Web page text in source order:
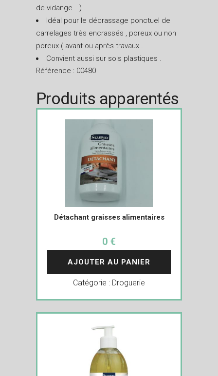
de vidange… ) .
Idéal pour le décrassage ponctuel de
carrelages très encrassés , poreux ou non
poreux ( avant ou après travaux .
Convient aussi sur sols plastiques .
Référence : 00480
Produits apparentés
Détachant graisses alimentaires
0 €
AJOUTER AU PANIER
Catégorie : Droguerie